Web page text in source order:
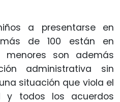
a presentarse en
de 100 están en
menores son además
administrativa sin
situación que viola el
y todos los acuerdos